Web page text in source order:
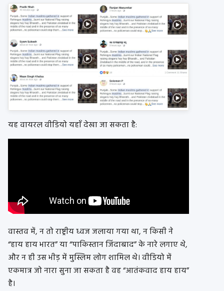
यह वायरल वीडियो यहाँ देखा जा सकता है:
वास्तव में, न तो राष्ट्रीय ध्वज जलाया गया था, न किसी ने
“हाय हाय भारत” या “पाकिस्तान जिंदाबाद” के नारे लगाए थे,
और न ही उस भीड़ में मुस्लिम लोग शामिल थे। वीडियो में
एकमात्र जो नारा सुना जा सकता है वह “आतंकवाद हाय हाय”
है।